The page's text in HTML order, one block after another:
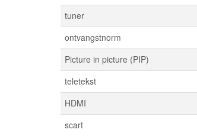
tuner
ontvangstnorm
Picture in picture (PIP)
teletekst
HDMI
scart